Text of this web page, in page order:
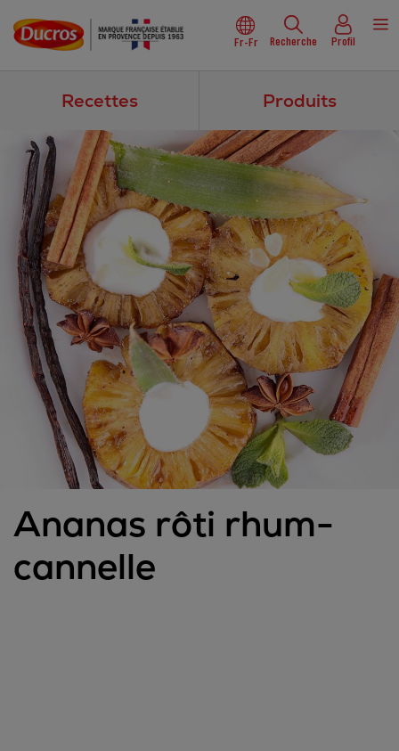
Fr-Fr Recherche Profil
Recettes Produits
Ananas rôti rhum-
cannelle